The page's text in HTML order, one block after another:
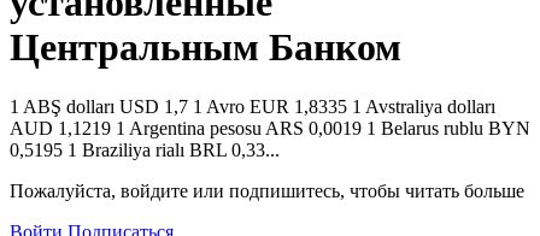
Центральным Банком
1 ABŞ dolları USD 1,7 1 Avro EUR 1,8335 1 Avstraliya dolları
AUD 1,1219 1 Argentina pesosu ARS 0,0019 1 Belarus rublu BYN
0,5195 1 Braziliya rialı BRL 0,33...
Пожалуйста, войдите или подпишитесь, чтобы читать больше
Войти Подписаться